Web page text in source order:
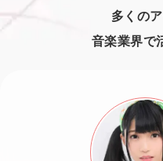
多くの
音楽業界で